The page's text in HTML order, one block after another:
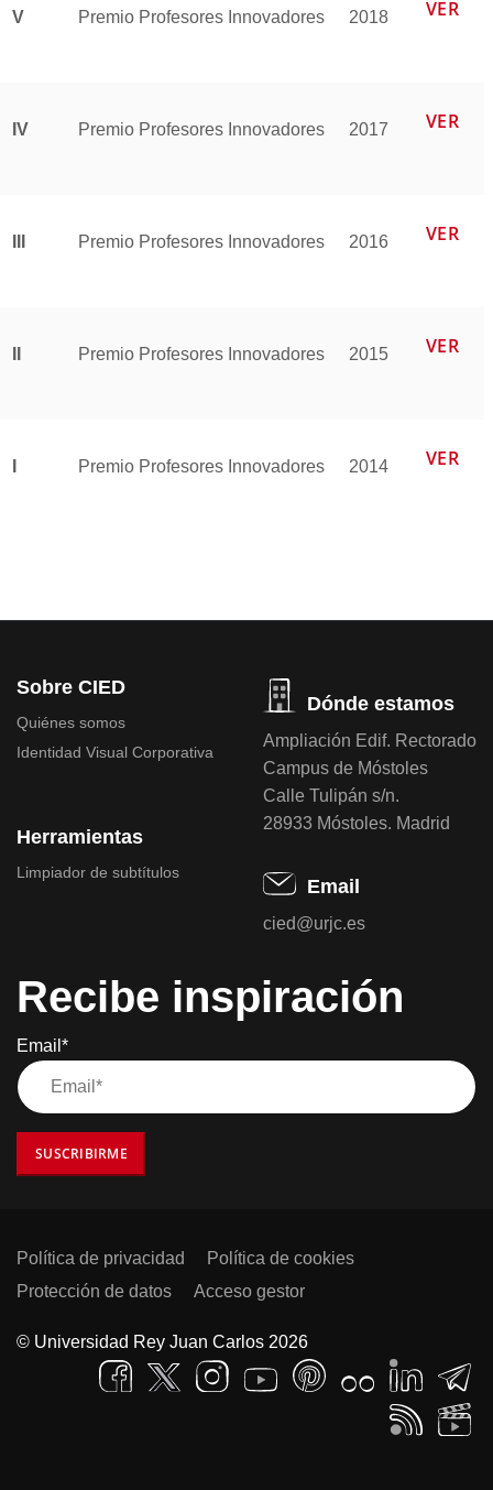
V Premio Profesores Innovadores 2018 VER
IV Premio Profesores Innovadores 2017 VER
Premio Profesores Innovadores 2016 VER
Premio Profesores Innovadores 2015 VER
Premio Profesores Innovadores 2014 VER
Sobre CIED
Quiénes somos
Identidad Visual Corporativa
Herramientas
Limpiador de subtítulos
Dónde estamos
Ampliación Edif. Rectorado
Campus de Móstoles
Calle Tulipán s/n.
28933 Móstoles. Madrid
Email
cied@urjc.es
Recibe inspiración
Email*
SUSCRIBIRME
Política de privacidad
Política de cookies
Protección de datos
Acceso gestor
© Universidad Rey Juan Carlos 2026